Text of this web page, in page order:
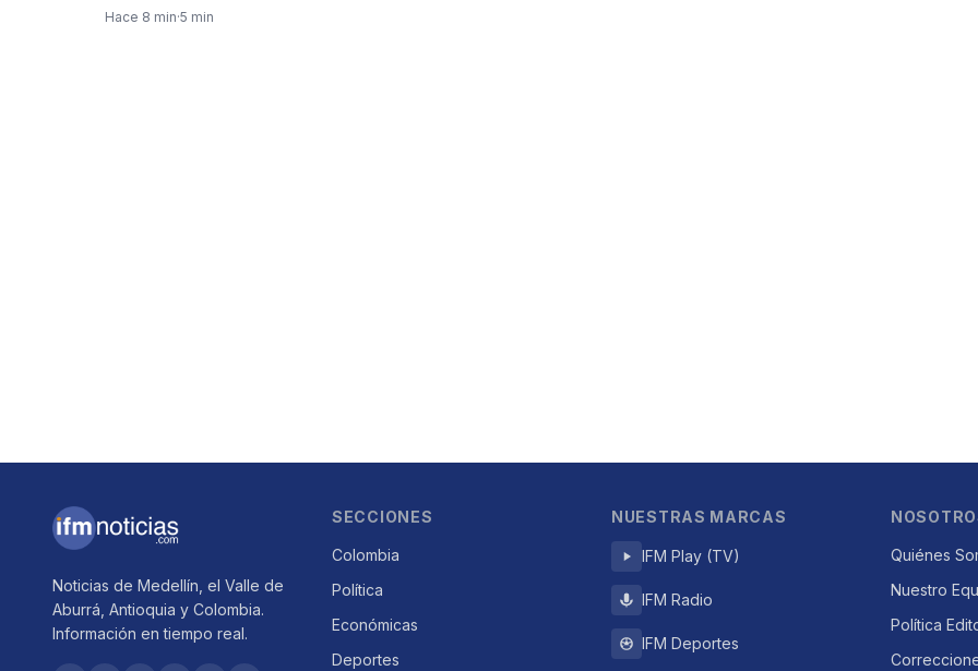
presidencial de Estados Unidos el
Hace 8 min·5 min
Noticias de Medellín, el Valle de
Aburrá, Antioquia y Colombia.
Información en tiempo real.
SECCIONES
Colombia
Política
Económicas
Deportes
NUESTRAS MARCAS
IFM Play (TV)
IFM Radio
IFM Deportes
Quiénes
Nuestro
Política